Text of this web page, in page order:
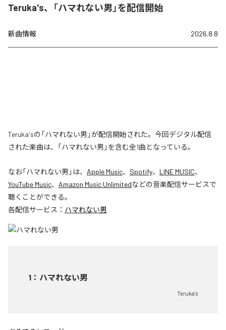
Teruka's、「ハマれない男」を配信開始
新曲情報 2026.8.8
Teruka'sの「ハマれない男」が配信開始された。今回デジタル配信
された楽曲は、「ハマれない男」を含む全1曲となっている。
なお「ハマれない男 」は、 Apple Music、 Spotify、 LINE MUSIC、
YouTube Music、 Amazon Music Unlimitedなどの音楽配信サービスで
聴くことができる。
各配信サービス： ハマれない男
1 ： ハマれない男
Teruka's